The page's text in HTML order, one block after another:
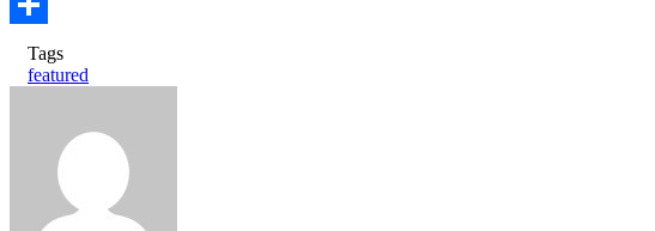
Share
Tags
featured